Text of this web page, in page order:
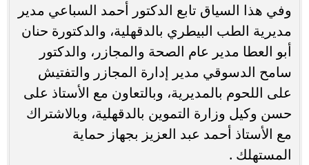
وفي هذا السياق تابع الدكتور أحمد السباعي مدير
مديرية الطب البيطري بالدقهلية، والدكتورة حنان
أبو العطا مدير عام الصحة والمجازر، والدكتور
سامح الدسوقي مدير إدارة المجازر والتفتيش
على اللحوم بالمديرية، وبالتعاون مع الأستاذ على
حسن وكيل وزارة التموين بالدقهلية، وبالاشتراك
مع الأستاذ أحمد عبد العزيز بجهاز حماية
المستهلك .